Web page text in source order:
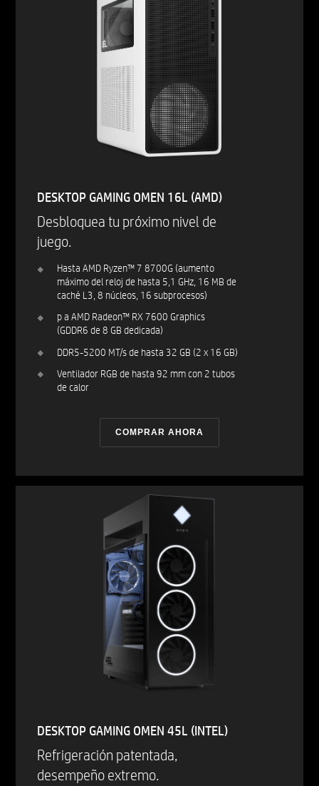
DESKTOP GAMING OMEN 16L (AMD)
Desbloquea tu próximo nivel de
juego.
Hasta AMD Ryzen™ 7 8700G (aumento
máximo del reloj de hasta 5,1 GHz, 16 MB de
caché L3, 8 núcleos, 16 subprocesos)
p a AMD Radeon™ RX 7600 Graphics
(GDDR6 de 8 GB dedicada)
DDR5-5200 MT/s de hasta 32 GB (2 x 16 GB)
Ventilador RGB de hasta 92 mm con 2 tubos
de calor
COMPRAR AHORA
DESKTOP GAMING OMEN 45L (INTEL)
Refrigeración patentada,
desempeño extremo.